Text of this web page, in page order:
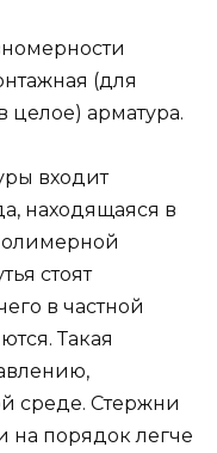
(для
целое) арматура.
входит
находящаяся в
стоят
в частной
Такая
среде. Стержни
на порядок легче